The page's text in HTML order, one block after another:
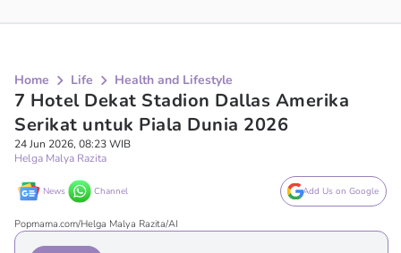
Home Life Health and Lifestyle
7 Hotel Dekat Stadion Dallas Amerika
Serikat untuk Piala Dunia 2026
24 Jun 2026, 08:23 WIB
Helga Malya Razita
News Channel Add Us on Google
Popmama.com/Helga Malya Razita/AI